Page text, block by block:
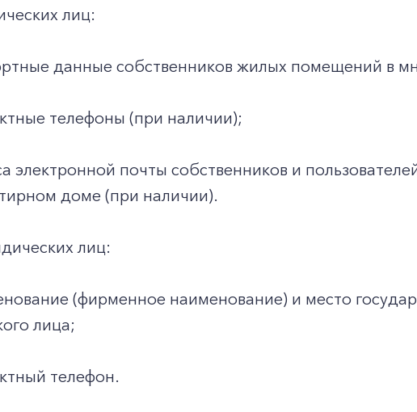
лиц:
данные собственников жилых помещений в
телефоны (при наличии);
электронной почты собственников и
доме (при наличии).
лиц:
(фирменное наименование) и место
лица;
телефон.